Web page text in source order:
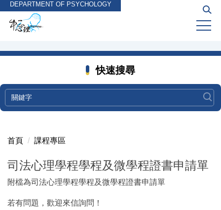
跳
到
內
DEPARTMENT OF PSYCHOLOGY
快速搜尋
首頁 課程專區
司法心理學程學程及微學程證書申請單
附檔為司法心理學程學程及微學程證書申請單
若有問題，歡迎來信詢問！